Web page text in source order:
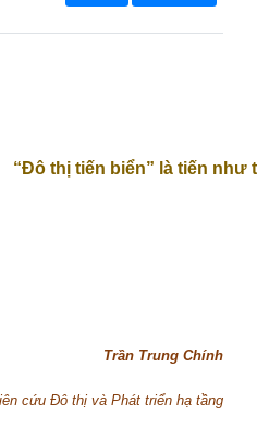
“Đô thị tiến biển” là tiến như
Trần Trung Chính
cứu Đô thị và Phát triển hạ tầng